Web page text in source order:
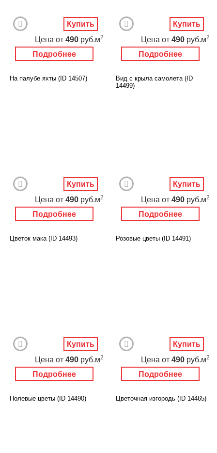
Подробнее
Цена от 490 руб.м2
Купить
Подробнее
Цена от 490 руб.м2
Купить
На палубе яхты (ID 14507)
Подробнее
Цена от 490 руб.м2
Купить
Вид с крыла самолета (ID
14499)
Подробнее
Цена от 490 руб.м2
Купить
Цветок мака (ID 14493)
Подробнее
Цена от 490 руб.м2
Купить
Розовые цветы (ID 14491)
Подробнее
Цена от 490 руб.м2
Купить
Полевые цветы (ID 14490) Цветочная изгородь (ID 14465)